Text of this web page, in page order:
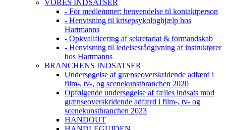
VORES INDSATSER
- For medlemmer: henvendelse til kontaktperson
- Henvisning til krisepsykologhjælp hos
Hartmanns
- Opkvalificering af sekretariat & formandskab
- Henvisning til ledelsesrådgivning af instruktører
hos Hartmanns
BRANCHENS INDSATSER
Undersøgelse af grænseoverskridende adfærd i
film-, tv-, og scenekunstbranchen 2020
Opfølgende undersøgelse af fælles indsats mod
grænseoverskridende adfærd i film-, tv- og
scenekunstbranchen 2023
HANDOUT